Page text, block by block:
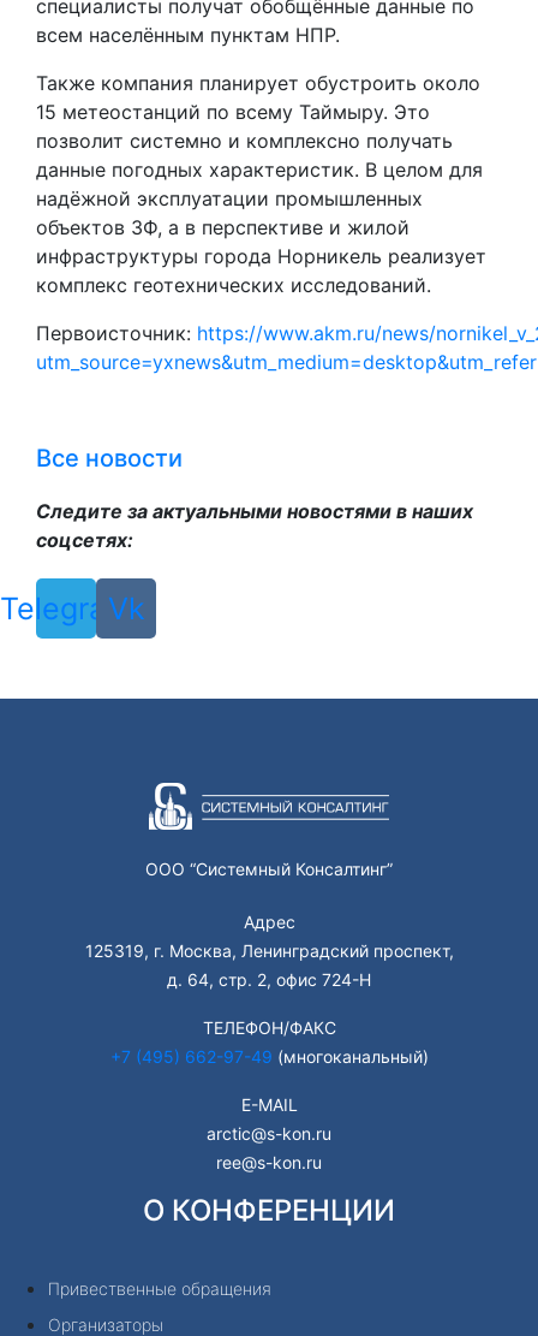
специалисты получат обобщённые данные по
всем населённым пунктам НПР.
Также компания планирует обустроить около
15 метеостанций по всему Таймыру. Это
позволит системно и комплексно получать
данные погодных характеристик. В целом для
надёжной эксплуатации промышленных
объектов ЗФ, а в перспективе и жилой
инфраструктуры города Норникель реализует
комплекс геотехнических исследований.
Первоисточник: https://www.akm.ru/news/
Все новости
Следите за актуальными новостями в наших
соцсетях:
Telegram
Vk
ООО “Системный Консалтинг”
Адрес
125319, г. Москва, Ленинградский проспект,
д. 64, стр. 2, офис 724-Н
ТЕЛЕФОН/ФАКС
+7 (495) 662-97-49 (многоканальный)
E-MAIL
arctic@s-kon.ru
ree@s-kon.ru
О КОНФЕРЕНЦИИ
Привественные обращения
Организаторы